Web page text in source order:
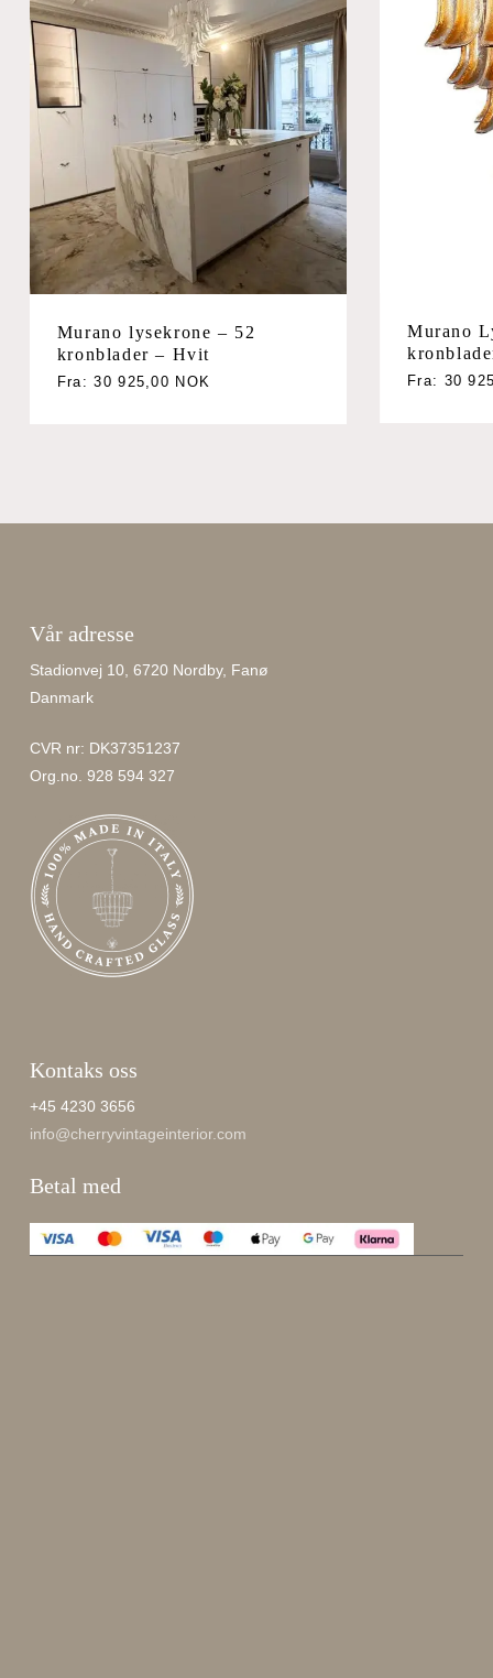
Murano lysekrone – 52
kronblader – Hvit
Fra:30 925,00 NOK
Murano
Fra: 30
Vår adresse
Stadionvej 10, 6720 Nordby, Fanø
Danmark
CVR nr: DK37351237
Org.no. 928 594 327
Kontaks oss
+45 4230 3656
info@cherryvintageinterior.com
Betal med